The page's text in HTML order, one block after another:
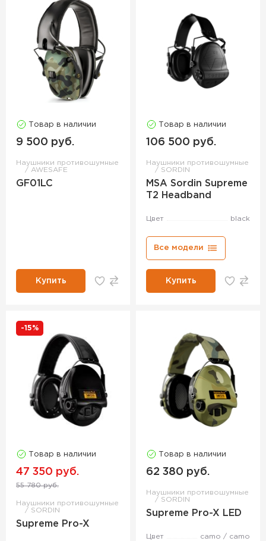
Товар в наличии
9 500 руб.
Наушники противошумные
AWESAFE
GF01LC
Купить
Товар в наличии
106 500 руб.
Наушники противошумные
SORDIN
MSA Sordin Supreme
T2 Headband
Цвет black
Все модели
Купить
-15%
Товар в наличии
47 350 руб.
55 780 руб.
Наушники противошумные
SORDIN
Supreme Pro-X
Товар в наличии
62 380 руб.
Наушники противошумные
SORDIN
Supreme Pro-X LED
Цвет camo / camo